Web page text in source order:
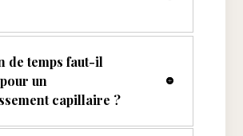
de temps faut-il
un
capillaire ?